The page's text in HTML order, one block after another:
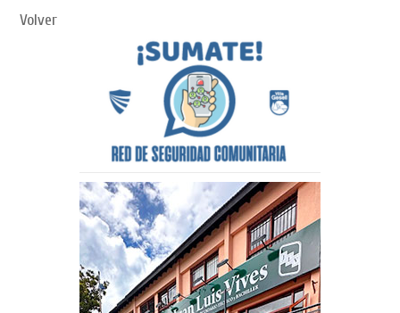
Volver